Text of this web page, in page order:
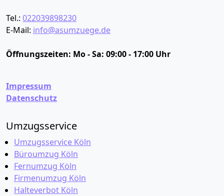
Tel.: 022039898230
E-Mail: info@asumzuege.de
Öffnungszeiten: Mo - Sa: 09:00 - 17:00 Uhr
Impressum
Datenschutz
Umzugsservice
Umzugsservice Köln
Büroumzug Köln
Fernumzug Köln
Firmenumzug Köln
Halteverbot Köln